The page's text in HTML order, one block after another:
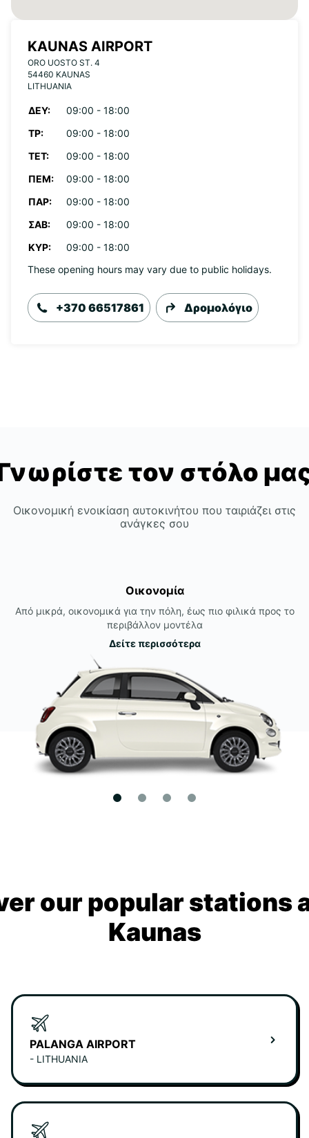
KAUNAS AIRPORT
ORO UOSTO ST. 4
54460 KAUNAS
LITHUANIA
ΔΕΥ:
09:00 - 18:00
ΤΡ:
09:00 - 18:00
ΤΕΤ:
09:00 - 18:00
ΠΈΜ:
09:00 - 18:00
ΠΑΡ:
09:00 - 18:00
ΣΆΒ:
09:00 - 18:00
ΚΥΡ:
09:00 - 18:00
These opening hours may vary due to public holidays.
+370 66517861 Δρομολόγιο
τον στόλο
Οικονομική ενοικίαση αυτοκινήτου που ταιριάζει στις
ανάγκες σου
Οικονομία
Από μικρά, οικονομικά για την πόλη, έως πιο φιλικά προς το
περιβάλλον μοντέλα
Δείτε περισσότερα
our popular stations
Kaunas
PALANGA AIRPORT
- LITHUANIA